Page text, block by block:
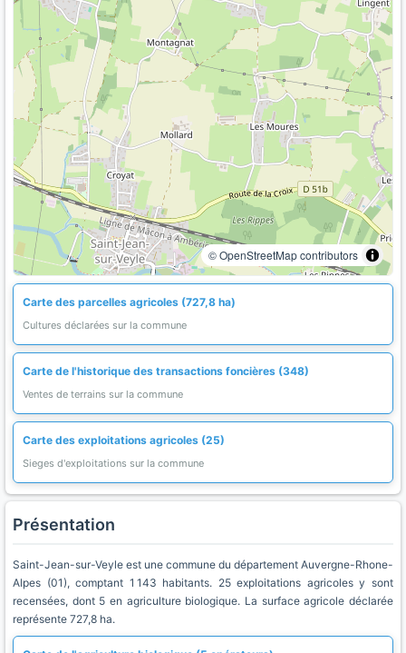
© OpenStreetMap contributors
Carte des parcelles agricoles (727,8 ha)
Cultures déclarées sur la commune
Carte de l'historique des transactions foncières (348)
Ventes de terrains sur la commune
Carte des exploitations agricoles (25)
Sieges d'exploitations sur la commune
Présentation
Saint-Jean-sur-Veyle est une commune du département Auvergne-Rhone-
Alpes (01), comptant 1 143 habitants. 25 exploitations agricoles y sont
recensées, dont 5 en agriculture biologique. La surface agricole déclarée
représente 727,8 ha.